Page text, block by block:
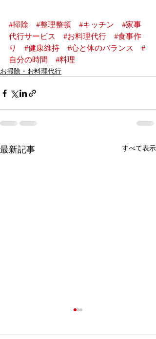
#掃除 #整理整頓 #キッチン
#家事
代行サービス
#お料理代行
#食事作
り
#健康維持 #心と体のバランス
#
自分の時間
#料理
お掃除・お料理代行
最新記事 すべて表示